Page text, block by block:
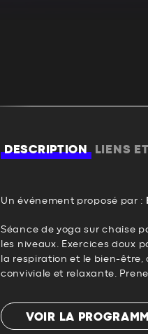
DESCRIPTION LIENS
Un événement proposé par :
Séance de yoga sur chaise
les niveaux. Exercices doux
la respiration et le bien-
conviviale et relaxante.
VOIR LA